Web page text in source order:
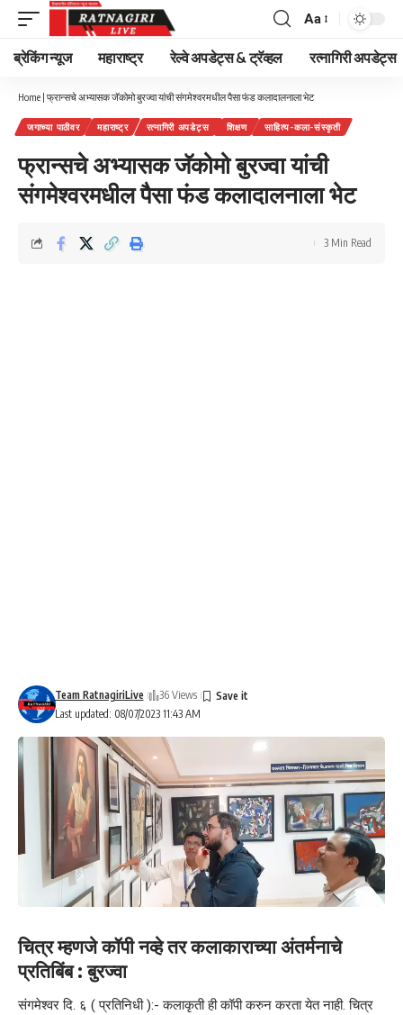
Font
Resizer
Aa
ब्रेकिंग न्यूज महाराष्ट्र रेल्वे अपडेट्स & ट्रॅव्हल रत्नागिरी अपडेट्स
Home | फ्रान्सचे अभ्यासक जॅकोमो बुरज्वा यांची संगमेश्वरमधील पैसा फंड कलादालनाला भेट
जगाच्या पाठीवर महाराष्ट्र रत्नागिरी अपडेट्स शिक्षण साहित्य-कला-संस्कृती
फ्रान्सचे अभ्यासक जॅकोमो बुरज्वा यांची
संगमेश्वरमधील पैसा फंड कलादालनाला भेट
Last updated: 08/07/2023 11:43 AM
Team RatnagiriLive 36 Views
3 Min Read
चित्र म्हणजे कॉपी नव्हे तर कलाकाराच्या अंतर्मनाचे
प्रतिबिंब : बुरज्वा
संगमेश्वर दि. ६ ( प्रतिनिधी ):- कलाकृती ही कॉपी करुन करता येत नाही. चित्र